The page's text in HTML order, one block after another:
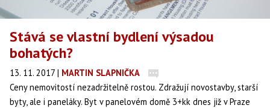
Stává se vlastní bydlení výsadou
bohatých?
13. 11. 2017 | MARTIN SLAPNIČKA
Ceny nemovitostí nezadržitelně rostou. Zdražují novostavby, starší
byty, ale i paneláky. Byt v panelovém domě 3+kk dnes již v Praze